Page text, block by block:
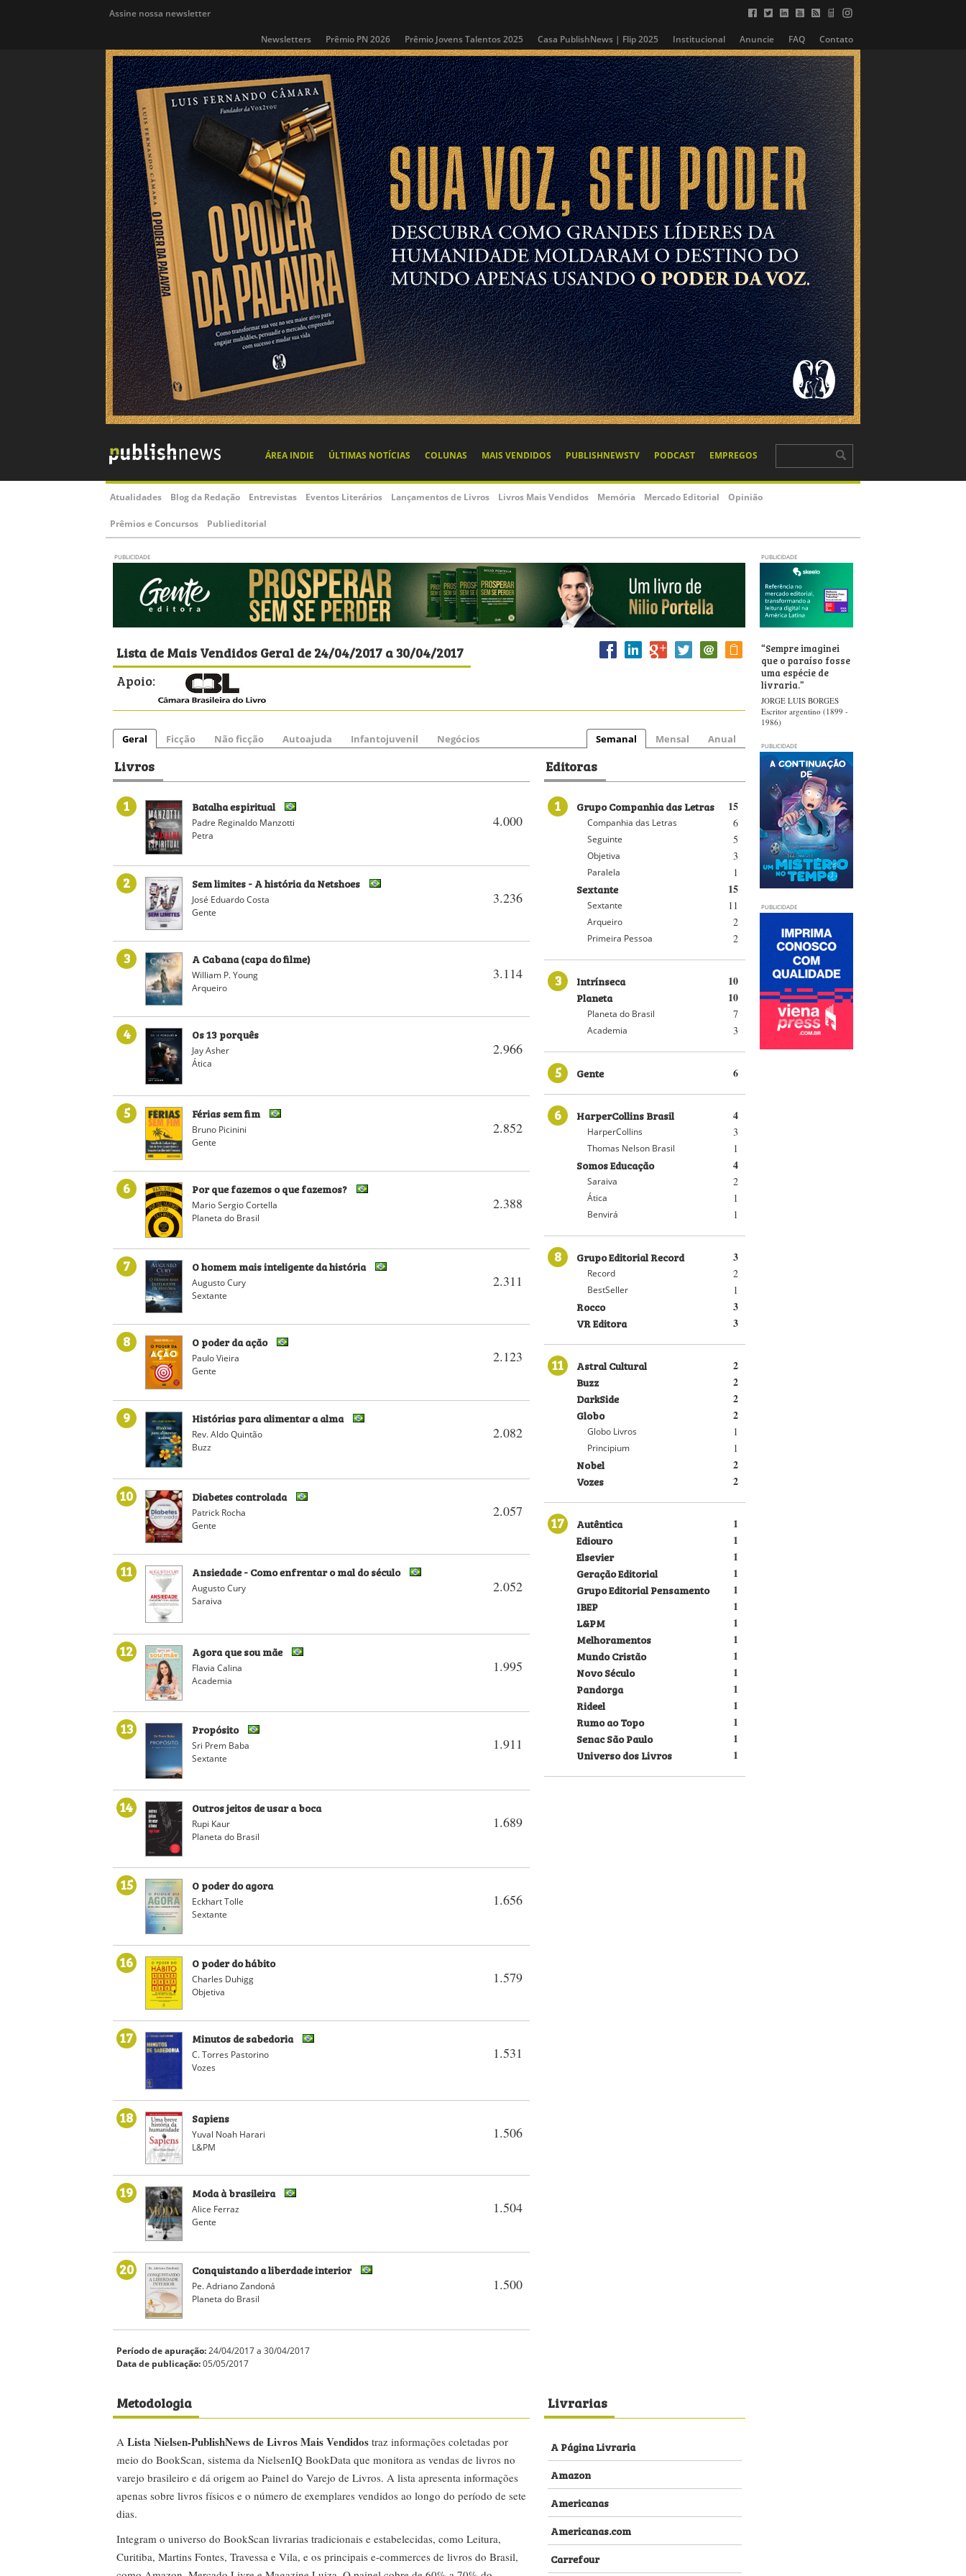
Assine nossa newsletter
Newsletters Prêmio PN 2026 Prêmio Jovens Talentos 2025 Casa PublishNews | Flip 2025 Institucional Anuncie FAQ Contato
ÁREA INDIE ÚLTIMAS NOTÍCIAS COLUNAS MAIS VENDIDOS PUBLISHNEWSTV PODCAST EMPREGOS
Atualidades Blog da Redação Entrevistas Eventos Literários Lançamentos de Livros Livros Mais Vendidos Memória Mercado Editorial Opinião
Prêmios e Concursos Publieditorial
PUBLICIDADE PUBLICIDADE
Lista de Mais Vendidos Geral de 24/04/2017 a 30/04/2017
Apoio:
Geral Ficção Não ficção Autoajuda Infantojuvenil Negócios Semanal Mensal Anual
Livros
1
4.000
Batalha espiritual
Padre Reginaldo Manzotti
Petra
2
3.236
Sem limites - A história da Netshoes
José Eduardo Costa
Gente
3
3.114
A Cabana (capa do filme)
William P. Young
Arqueiro
4
2.966
Os 13 porquês
Jay Asher
Ática
5
2.852
Férias sem fim
Bruno Picinini
Gente
6
2.388
Por que fazemos o que fazemos?
Mario Sergio Cortella
Planeta do Brasil
7
2.311
O homem mais inteligente da história
Augusto Cury
Sextante
8
2.123
O poder da ação
Paulo Vieira
Gente
9
2.082
Histórias para alimentar a alma
Rev. Aldo Quintão
Buzz
10
2.057
Diabetes controlada
Patrick Rocha
Gente
11
2.052
Ansiedade - Como enfrentar o mal do século
Augusto Cury
Saraiva
12
1.995
Agora que sou mãe
Flavia Calina
Academia
13
1.911
Propósito
Sri Prem Baba
Sextante
14
1.689
Outros jeitos de usar a boca
Rupi Kaur
Planeta do Brasil
15
1.656
O poder do agora
Eckhart Tolle
Sextante
16
1.579
O poder do hábito
Charles Duhigg
Objetiva
17
1.531
Minutos de sabedoria
C. Torres Pastorino
Vozes
18
1.506
Sapiens
Yuval Noah Harari
L&PM
19
1.504
Moda à brasileira
Alice Ferraz
Gente
20
1.500
Conquistando a liberdade interior
Pe. Adriano Zandoná
Planeta do Brasil
Período de apuração:24/04/2017 a 30/04/2017
Data de publicação:05/05/2017
Editoras
1
15
Grupo Companhia das Letras
6
Companhia das Letras
5
Seguinte
3
Objetiva
1
Paralela
15
Sextante
11
Sextante
2
Arqueiro
2
Primeira Pessoa
3 10
Intrínseca
10
Planeta
7
Planeta do Brasil
3
Academia
5 6
Gente
6 4
HarperCollins Brasil
3
HarperCollins
1
Thomas Nelson Brasil
4
Somos Educação
2
Saraiva
1
Ática
1
Benvirá
8 3
Grupo Editorial Record
2
Record
1
BestSeller
3
Rocco
3
VR Editora
11 2
Astral Cultural
2
Buzz
2
DarkSide
2
Globo
1
Globo Livros
1
Principium
2
Nobel
2
Vozes
17 1
Autêntica
1
Ediouro
1
Elsevier
1
Geração Editorial
1
Grupo Editorial Pensamento
1
IBEP
1
L&PM
1
Melhoramentos
1
Mundo Cristão
1
Novo Século
1
Pandorga
1
Rideel
1
Rumo ao Topo
1
Senac São Paulo
1
Universo dos Livros
Metodologia
A Lista Nielsen-PublishNews de Livros Mais Vendidos traz informações coletadas por
meio do BookScan, sistema da NielsenIQ BookData que monitora as vendas de livros no
varejo brasileiro e dá origem ao Painel do Varejo de Livros. A lista apresenta informações
apenas sobre livros físicos e o número de exemplares vendidos ao longo do período de sete
dias.
Integram o universo do BookScan livrarias tradicionais e estabelecidas, como Leitura,
Curitiba, Martins Fontes, Travessa e Vila, e os principais e-commerces de livros do Brasil,
Livrarias
A Página Livraria
Amazon
Americanas
Americanas.com
Carrefour
“Sempre imaginei
que o paraíso fosse
uma espécie de
livraria.”
JORGE LUIS BORGES
Escritor argentino (1899 -
1986)
PUBLICIDADE
PUBLICIDADE